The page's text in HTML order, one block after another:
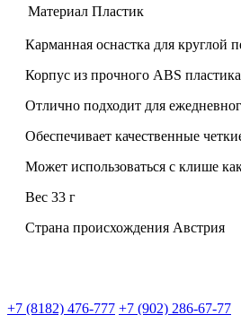
Материал Пластик
Карманная оснастка для круглой
Корпус из прочного ABS
Отлично подходит для
Обеспечивает качественные
Может использоваться с клише
Вес 33 г
Страна происхождения Австрия
+7 (8182) 476-777 +7 (902) 286-67-77